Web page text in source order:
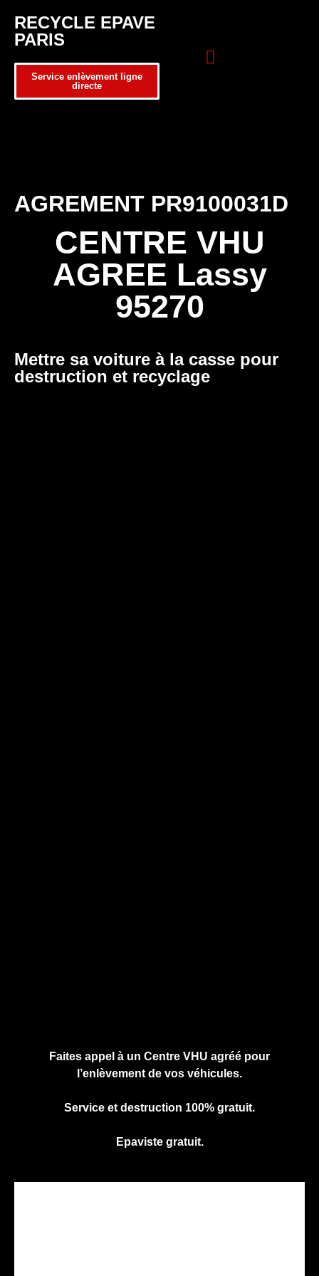
RECYCLE EPAVE
PARIS
Service enlèvement ligne
directe
AGREMENT PR9100031D
CENTRE VHU
AGREE Lassy
95270
Mettre sa voiture à la casse pour
destruction et recyclage
Faites appel à un Centre VHU agréé pour
l’enlèvement de vos véhicules.
Service et destruction 100% gratuit.
Epaviste gratuit.